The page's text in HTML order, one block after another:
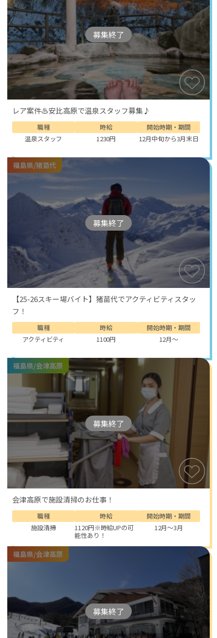
募集終了
レア案件♨安比高原で温泉スタッフ募集♪
職種
温泉スタッフ
時給
1230円
開始時期・期間
12月中旬から3月末日
募集終了
福島県/猪苗代
【25-26スキー場バイト】猪苗代でアクティビティスタッ
フ！
職種
アクティビティ
時給
1100円
開始時期・期間
12月～
募集終了
福島県/会津高原
会津高原で施設清掃のお仕事！
職種
施設清掃
時給
1120円※時給UPの可
能性あり！
開始時期・期間
12月～3月
募集終了
福島県/会津高原